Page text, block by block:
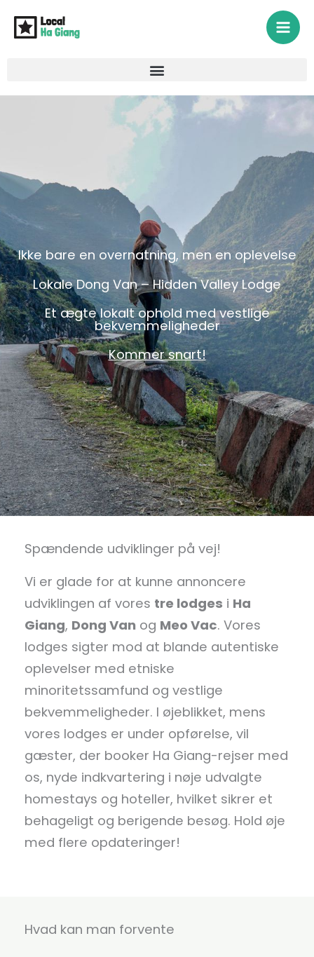
Ikke bare en overnatning, men en oplevelse
Lokale Dong Van – Hidden Valley Lodge
Et ægte lokalt ophold med vestlige
bekvemmeligheder
Kommer snart!
Spændende udviklinger på vej!
Vi er glade for at kunne annoncere
udviklingen af vores tre lodges i Ha
Giang, Dong Van og Meo Vac. Vores
lodges sigter mod at blande autentiske
oplevelser med etniske
minoritetssamfund og vestlige
bekvemmeligheder. I øjeblikket, mens
vores lodges er under opførelse, vil
gæster, der booker Ha Giang-rejser med
os, nyde indkvartering i nøje udvalgte
homestays og hoteller, hvilket sikrer et
behageligt og berigende besøg. Hold øje
med flere opdateringer!
Hvad kan man forvente